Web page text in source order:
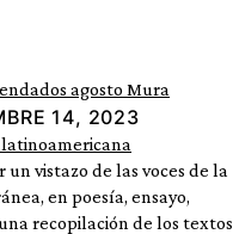
14, 2023
vistazo de las voces de la
en poesía, ensayo,
recopilación de los textos